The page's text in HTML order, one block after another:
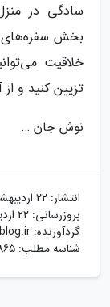
سادگی در
بخش سفره‌های
خلاقیت
تزیین کنید و
نوش جان …
انتشار: 22 اردیبهشت 1403
بروزرسانی: 22 اردیبهشت 1403
گردآورنده:
شناسه مطلب: 140865